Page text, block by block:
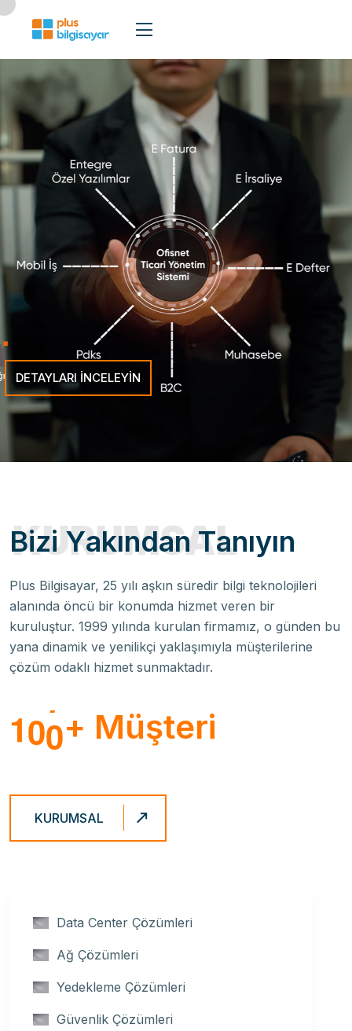
DETAYLARI INCELEYIN
KURUMSAL
Bizi Yakından Tanıyın
Plus Bilgisayar, 25 yılı aşkın süredir bilgi teknolojileri
alanında öncü bir konumda hizmet veren bir
kuruluştur. 1999 yılında kurulan firmamız, o günden bu
yana dinamik ve yenilikçi yaklaşımıyla müşterilerine
çözüm odaklı hizmet sunmaktadır.
100+ Müşteri
KURUMSAL
Data Center Çözümleri
Ağ Çözümleri
Yedekleme Çözümleri
Güvenlik Çözümleri